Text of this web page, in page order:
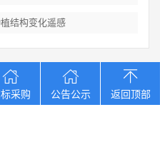
结构变化遥感
标网 版权所有 网站备案号：京
采购 公告公示 返回顶部